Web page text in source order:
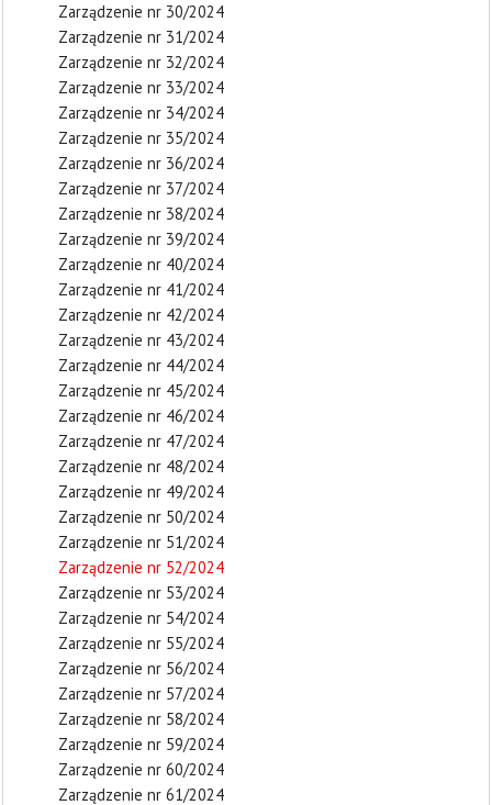
Zarządzenie nr 30/2024
Zarządzenie nr 31/2024
Zarządzenie nr 32/2024
Zarządzenie nr 33/2024
Zarządzenie nr 34/2024
Zarządzenie nr 35/2024
Zarządzenie nr 36/2024
Zarządzenie nr 37/2024
Zarządzenie nr 38/2024
Zarządzenie nr 39/2024
Zarządzenie nr 40/2024
Zarządzenie nr 41/2024
Zarządzenie nr 42/2024
Zarządzenie nr 43/2024
Zarządzenie nr 44/2024
Zarządzenie nr 45/2024
Zarządzenie nr 46/2024
Zarządzenie nr 47/2024
Zarządzenie nr 48/2024
Zarządzenie nr 49/2024
Zarządzenie nr 50/2024
Zarządzenie nr 51/2024
Zarządzenie nr 52/2024
Zarządzenie nr 53/2024
Zarządzenie nr 54/2024
Zarządzenie nr 55/2024
Zarządzenie nr 56/2024
Zarządzenie nr 57/2024
Zarządzenie nr 58/2024
Zarządzenie nr 59/2024
Zarządzenie nr 60/2024
Zarządzenie nr 61/2024